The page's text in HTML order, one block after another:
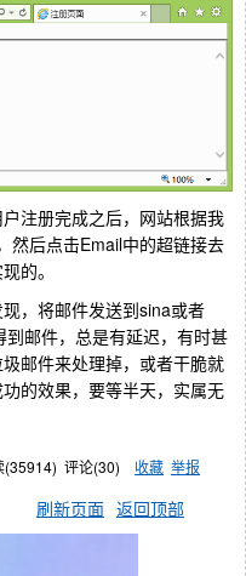
注册完成之后，网站根据我
然后点击Email中的超链接去
的。
，将邮件发送到sina或者
邮件，总是有延迟，有时甚
邮件来处理掉，或者干脆就
的效果，要等半天，实属无
(35914) 评论(30) 收藏 举报
刷新页面 返回顶部